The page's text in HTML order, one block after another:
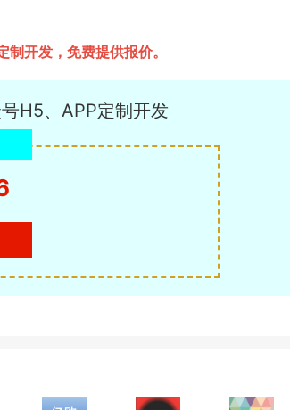
开发，免费提供报价。
H5、APP定制开发